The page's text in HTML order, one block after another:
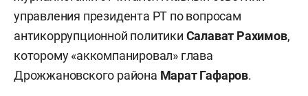
управления президента РТ по вопросам
антикоррупционной политики Салават Рахимов,
которому «аккомпанировал» глава
Дрожжановского района Марат Гафаров.